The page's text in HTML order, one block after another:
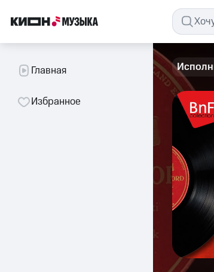
Главная
Избранное